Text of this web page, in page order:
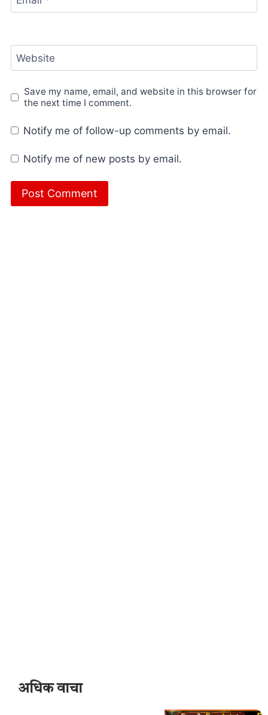
Website
Save my name, email, and website in this browser for
the next time I comment.
Notify me of follow-up comments by email.
Notify me of new posts by email.
अधिक वाचा